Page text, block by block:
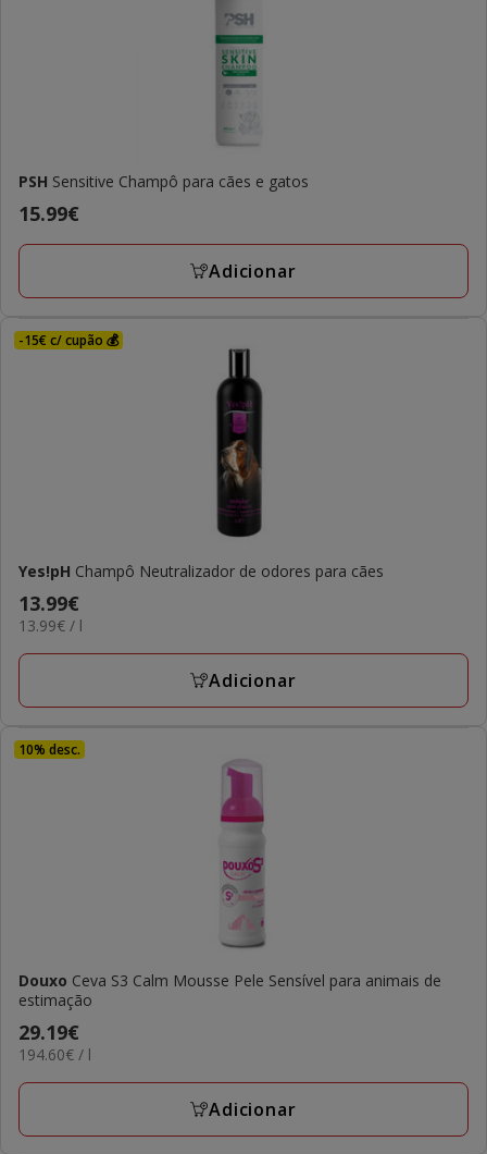
PSH Sensitive Champô para cães e gatos
Preço
15.99€
15.99€
Adicionar
-15€ c/ cupão 💰
Yes!pH Champô Neutralizador de odores para cães
Preço
13.99€
13.99€
13.99€
L
13.99€ / l
Adicionar
10% desc.
Douxo Ceva S3 Calm Mousse Pele Sensível para animais de
estimação
Preço
29.19€
29.19€
194.60€
L
194.60€ / l
Adicionar